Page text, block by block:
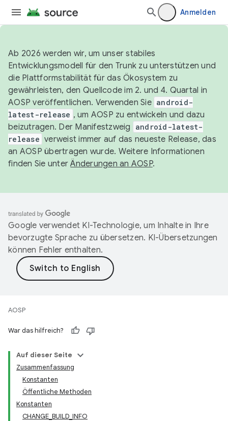
Anmelden
Ab 2026 werden wir, um unser stabiles
Entwicklungsmodell für den Trunk zu unterstützen und
die Plattformstabilität für das Ökosystem zu
gewährleisten, den Quellcode im 2. und 4. Quartal in
AOSP veröffentlichen. Verwenden Sie android-
latest-release , um AOSP zu entwickeln und dazu
beizutragen. Der Manifestzweig
android-latest-
release verweist immer auf das neueste Release, das
an AOSP übertragen wurde. Weitere Informationen
finden Sie unterÄnderungen an AOSP.
Google verwendet KI-Technologie, um Inhalte in Ihre
bevorzugte Sprache zu übersetzen. KI-Übersetzungen
können Fehler enthalten.
AOSP
War das hilfreich?
Auf dieser Seite
Zusammenfassung
Konstanten
Öffentliche Methoden
Konstanten
CHANGE_BUILD_INFO